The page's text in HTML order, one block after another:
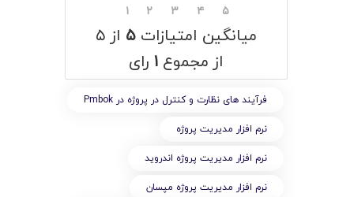
۱ ۲ ۳ ۴ ۵
میانگین امتیازات ۵ از ۵
از مجموع ۱ رای
فرآیند های نظارت و کنترل در پروژه در Pmbok
نرم افزار مديريت پروژه
نرم افزار مديريت پروژه اندرويد
نرم افزار مديريت پروژه مپسان